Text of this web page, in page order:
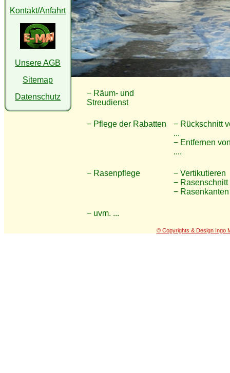
Kontakt/Anfahrt
Unsere AGB
Sitemap
Datenschutz
− Räum- und
Streudienst
− Pflege der Rabatten
− Rückschnitt
...
− Entfernen
....
− Rasenpflege
− Vertikutieren
− Rasenschnitt
−
− uvm. ...
© Copyrights & Design Ingo